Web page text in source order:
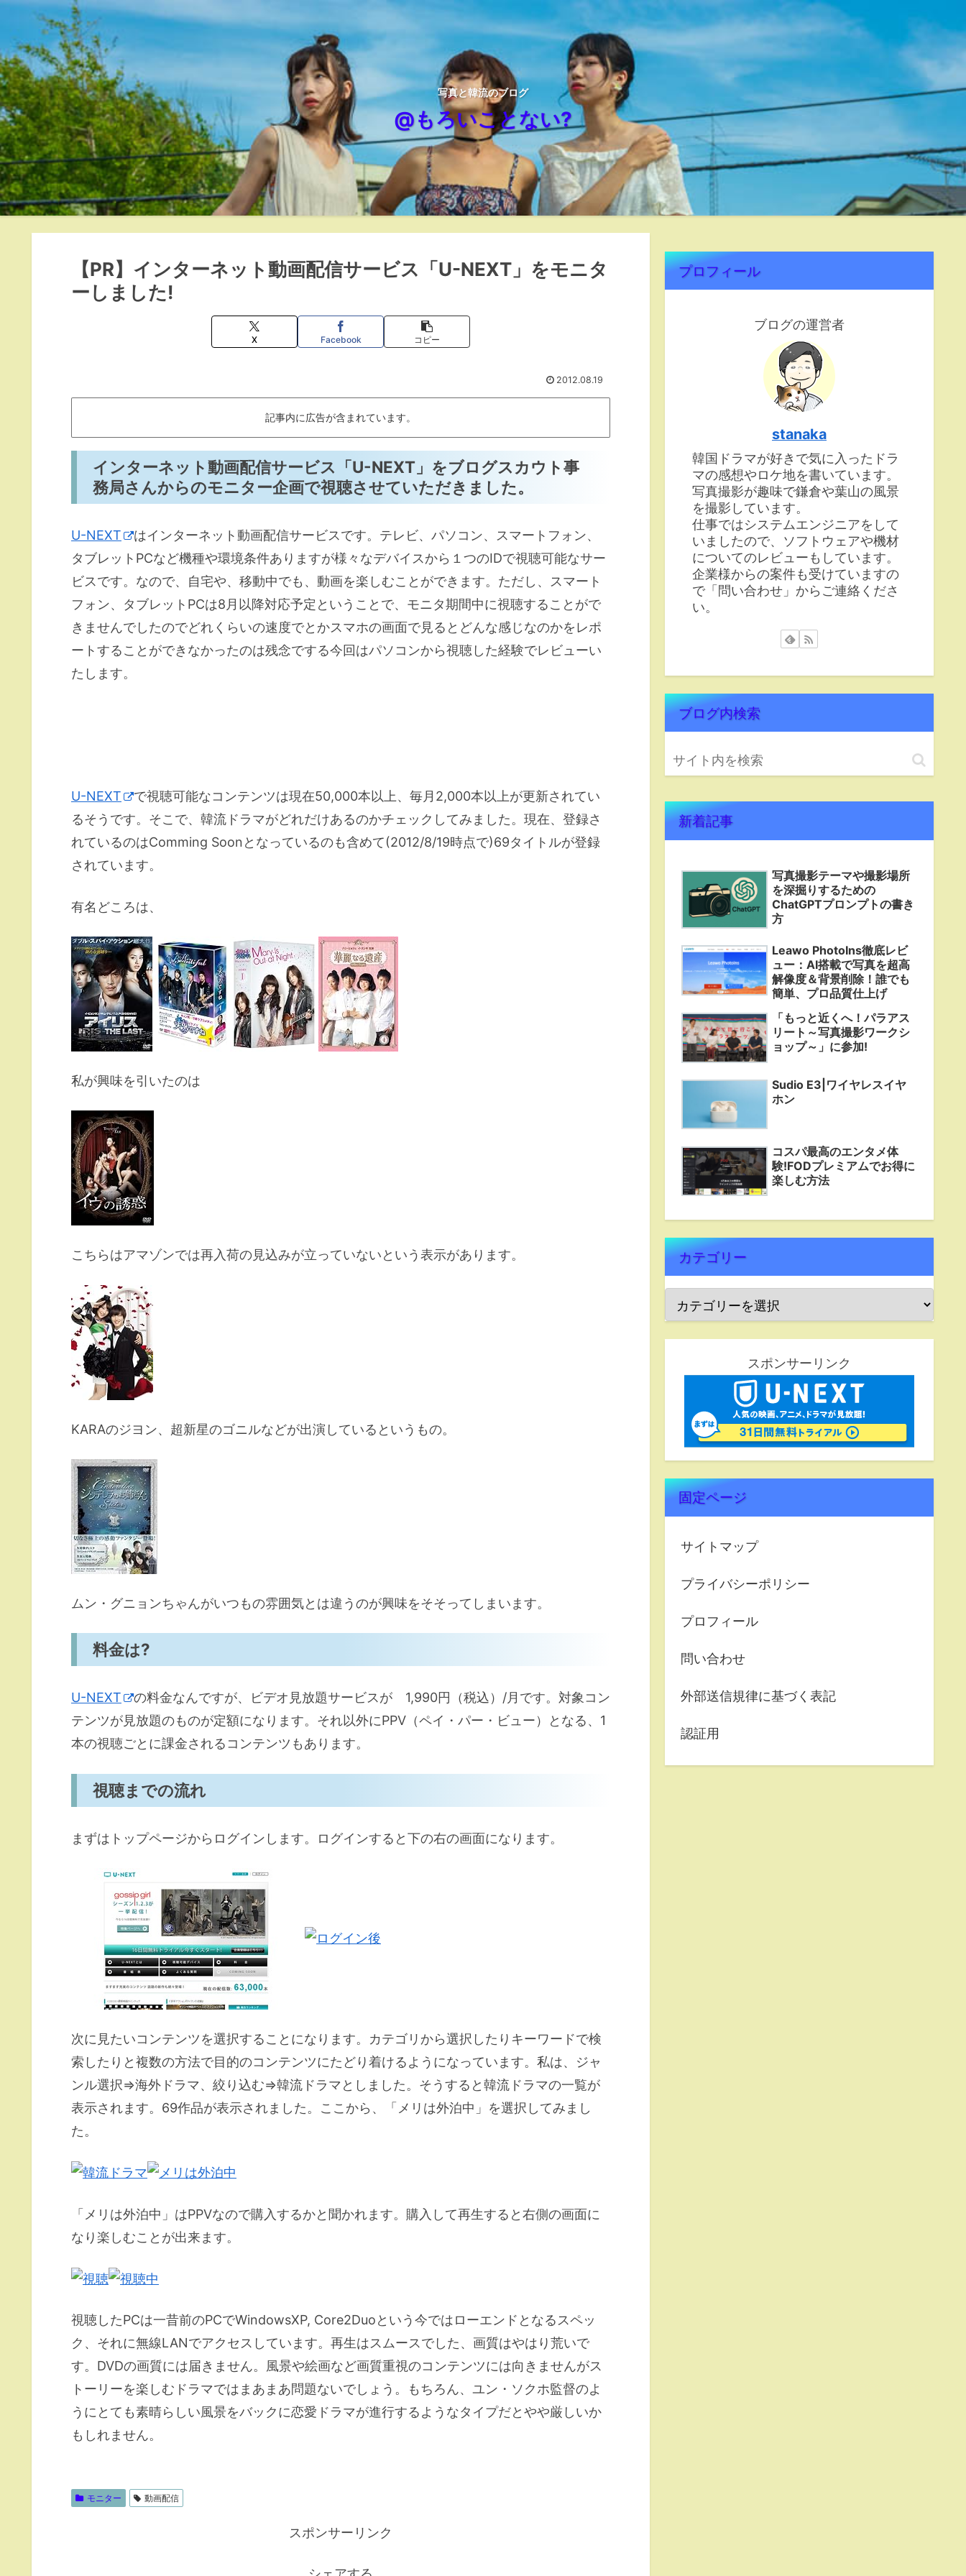
写真と韓流のブログ
@もろいことない?
【PR】インターネット動画配信サービス「U-NEXT」をモニタ
ーしました!
X Facebook コピー
2012.08.19
記事内に広告が含まれています。
インターネット動画配信サービス「U-NEXT」をブログスカウト事
務局さんからのモニター企画で視聴させていただきました。
U-NEXT
はインターネット動画配信サービスです。テレビ、パソコン、スマートフォン、
タブレットPCなど機種や環境条件ありますが様々なデバイスから１つのIDで視聴可能なサー
ビスです。なので、自宅や、移動中でも、動画を楽しむことができます。ただし、スマート
フォン、タブレットPCは8月以降対応予定ということで、モニタ期間中に視聴することがで
きませんでしたのでどれくらいの速度でとかスマホの画面で見るとどんな感じなのかをレポ
ートすることができなかったのは残念でする今回はパソコンから視聴した経験でレビューい
たします。
U-NEXT
で視聴可能なコンテンツは現在50,000本以上、毎月2,000本以上が更新されてい
るそうです。そこで、韓流ドラマがどれだけあるのかチェックしてみました。現在、登録さ
れているのはComming Soonとなっているのも含めて(2012/8/19時点で)69タイトルが登録
されています。
有名どころは、
私が興味を引いたのは
こちらはアマゾンでは再入荷の見込みが立っていないという表示があります。
KARAのジヨン、超新星のゴニルなどが出演しているというもの。
ムン・グニョンちゃんがいつもの雰囲気とは違うのが興味をそそってしまいます。
料金は?
U-NEXT
の料金なんですが、ビデオ見放題サービスが 1,990円（税込）/月です。対象コン
テンツが見放題のものが定額になります。それ以外にPPV（ペイ・パー・ビュー）となる、1
本の視聴ごとに課金されるコンテンツもあります。
視聴までの流れ
まずはトップページからログインします。ログインすると下の右の画面になります。
次に見たいコンテンツを選択することになります。カテゴリから選択したりキーワードで検
索したりと複数の方法で目的のコンテンツにたどり着けるようになっています。私は、ジャ
ンル選択=>海外ドラマ、絞り込む=>韓流ドラマとしました。そうすると韓流ドラマの一覧が
表示されます。69作品が表示されました。ここから、「メリは外泊中」を選択してみまし
た。
「メリは外泊中」はPPVなので購入するかと聞かれます。購入して再生すると右側の画面に
なり楽しむことが出来ます。
視聴したPCは一昔前のPCでWindowsXP, Core2Duoという今ではローエンドとなるスペッ
ク、それに無線LANでアクセスしています。再生はスムースでした、画質はやはり荒いで
す。DVDの画質には届きません。風景や絵画など画質重視のコンテンツには向きませんがス
トーリーを楽しむドラマではまあまあ問題ないでしょう。もちろん、ユン・ソクホ監督のよ
うにとても素晴らしい風景をバックに恋愛ドラマが進行するようなタイプだとやや厳しいか
もしれません。
モニター 動画配信
スポンサーリンク
プロフィール
ブログの運営者
stanaka
韓国ドラマが好きで気に入ったドラ
マの感想やロケ地を書いています。
写真撮影が趣味で鎌倉や葉山の風景
を撮影しています。
仕事ではシステムエンジニアをして
いましたので、ソフトウェアや機材
についてのレビューもしています。
企業様からの案件も受けていますの
で「問い合わせ」からご連絡くださ
い。
ブログ内検索
新着記事
写真撮影テーマや撮影場所
を深掘りするための
ChatGPTプロンプトの書き
方
Leawo PhotoIns徹底レビ
ュー：AI搭載で写真を超高
解像度＆背景削除！誰でも
簡単、プロ品質仕上げ
「もっと近くへ！パラアス
リート～写真撮影ワークシ
ョップ～」に参加!
Sudio E3|ワイヤレスイヤ
ホン
コスパ最高のエンタメ体
験!FODプレミアムでお得に
楽しむ方法
カテゴリー
スポンサーリンク
固定ページ
サイトマップ
プライバシーポリシー
プロフィール
問い合わせ
外部送信規律に基づく表記
認証用